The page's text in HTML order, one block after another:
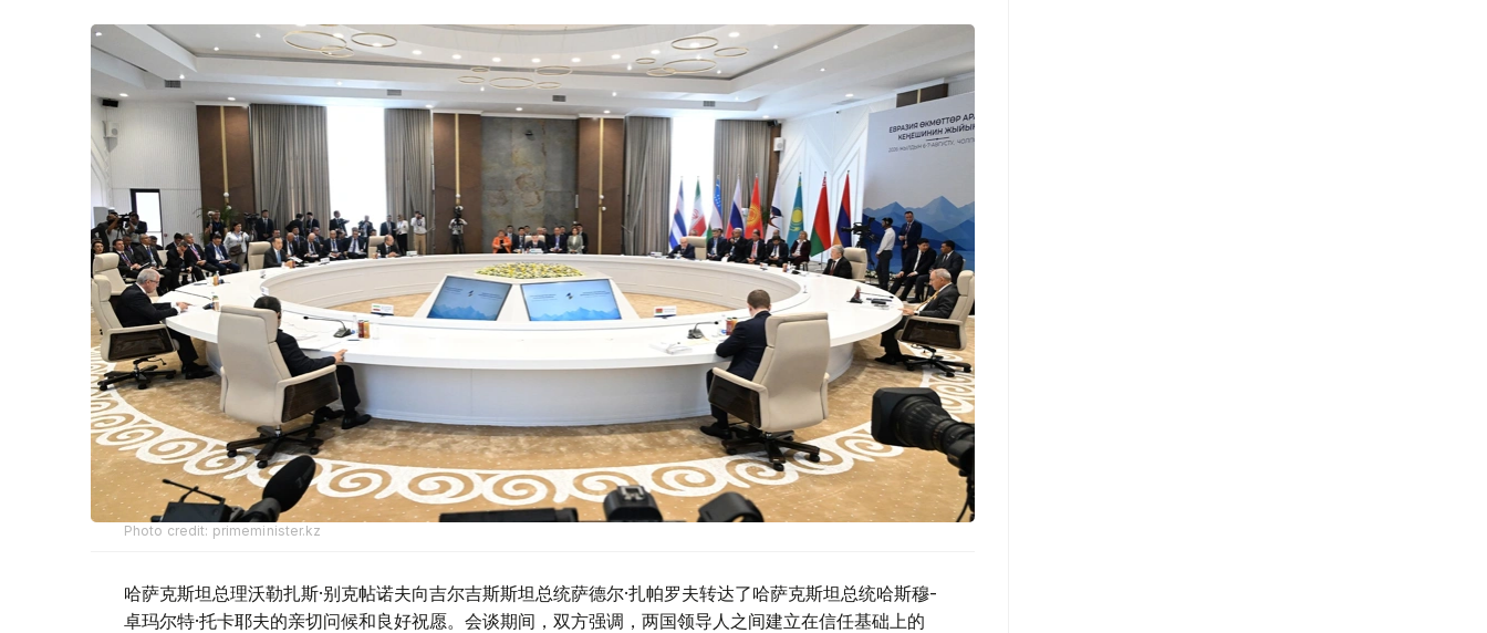
Photo credit: primeminister.kz
哈萨克斯坦总理沃勒扎斯·别克帖诺夫向吉尔吉斯斯坦总统萨德尔·扎帕罗夫转达了哈萨克斯坦总统哈斯穆-
卓玛尔特·托卡耶夫的亲切问候和良好祝愿。会谈期间，双方强调，两国领导人之间建立在信任基础上的